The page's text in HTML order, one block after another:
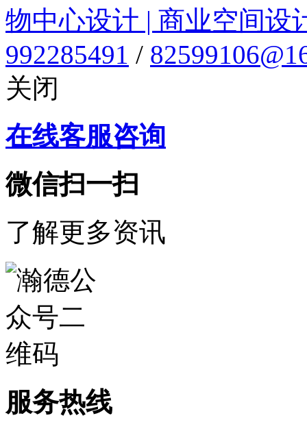
物中心设计 | 商业空间设
992285491 /
关闭
在线客服咨询
微信扫一扫
了解更多资讯
服务热线